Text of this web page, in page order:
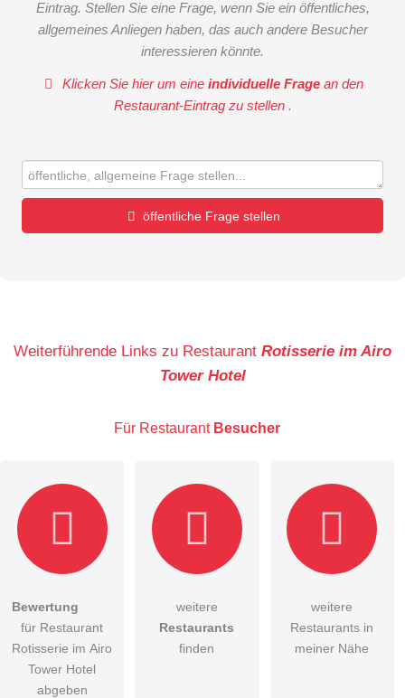
Eintrag. Stellen Sie eine Frage, wenn Sie ein öffentliches,
allgemeines Anliegen haben, das auch andere Besucher
interessieren könnte.
Klicken Sie hier um eineindividuelle Frage an den
Restaurant-Eintrag zu stellen .
öffentliche Frage stellen
Die Datenschutzerklärunghabe ich zur Kenntnis genommen.
öffentliche Frage stellen
Weiterführende Links zu Restaurant Rotisserie im Airo
Tower Hotel
Für Restaurant Besucher
Bewertung
für Restaurant
Rotisserie im Airo
Tower Hotel
abgeben
weitere
Restaurants
finden
weitere
Restaurants in
meiner Nähe